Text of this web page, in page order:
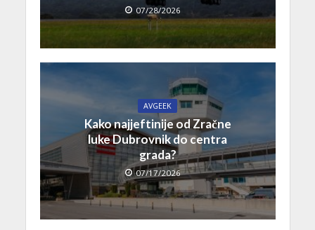
07/28/2026
AVGEEK
Kako najjeftinije od Zračne
luke Dubrovnik do centra
grada?
07/17/2026